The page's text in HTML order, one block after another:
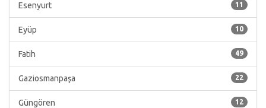
11
Esenyurt
10
Eyüp
49
Fatih
22
Gaziosmanpaşa
12
Güngören